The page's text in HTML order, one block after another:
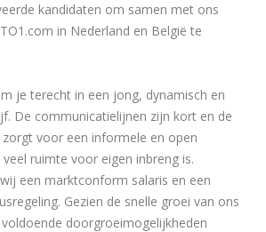
kandidaten om samen met ons
in Nederland en België te
je terecht in een jong, dynamisch en
De communicatielijnen zijn kort en de
zorgt voor een informele en open
ruimte voor eigen inbreng is.
een marktconform salaris en een
Gezien de snelle groei van ons
doorgroeimogelijkheden